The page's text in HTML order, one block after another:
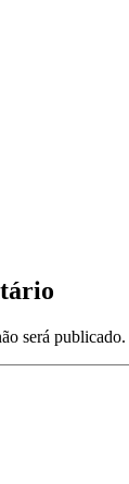
será publicado.